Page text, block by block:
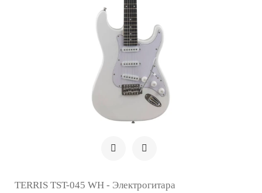
TERRIS TST-045 WH - Электрогитара